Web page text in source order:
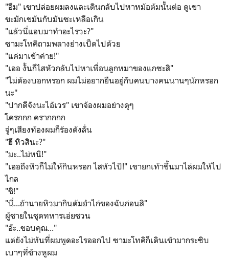
"อืม" เขาปล่อยผมลงและเดินกลับไปหาหม้อต้มนั้นต่อ ดูเขา
ขะมักเขม้นกับมันซะเหลือเกิน
"แล้วนี่แอบมาทำอะไรวะ?"
ซามะโทคิถามพลางย่างเป็ดไปด้วย
"แค่มาเข้าค่าย!"
"เออ งั้นก็ไสหัวกลับไปหาเพื่อนลูกหมาของแกซะสิ"
"ไม่ต้องบอกหรอก ผมไม่อยากยืนอยู่กับคนบางคนนานๆนักหรอก
นะ"
"ปากดีจังนะไอ้เวร" เขาจ้องผมอย่างดุๆ
โครกกก ครากกกก
จู่ๆเสียงท้องผมก็ร้องดังลั่น
"ฮึ หิวสินะ?"
"มะ..ไม่หนิ!"
"เออถึงหิวก็ไม่ให้กินหรอก ไสหัวไป๊!" เขายกเท้าขึ้นมาไล่ผมให้ไป
ไกล
"ชิ!"
"นี่...ถ้านายหิวมากินต้มยำไก่ของฉันก่อนสิ"
ผู้ชายในชุดทหารเอ่ยชวน
"อ๊ะ..ขอบคุณ..."
แต่ยังไม่ทันที่ผมพูดอะไรออกไป ซามะโทคิก็เดินเข้ามากระซิบ
เบาๆที่ข้างหูผม